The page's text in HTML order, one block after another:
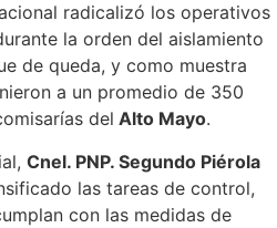
radicalizó los operativos
la orden del aislamiento
de queda, y como muestra
a un promedio de 350
del Alto Mayo.
Cnel. PNP. Segundo Piérola
las tareas de control,
con las medidas de